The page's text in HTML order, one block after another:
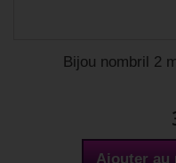
Bijou nombril 2
Ajouter au